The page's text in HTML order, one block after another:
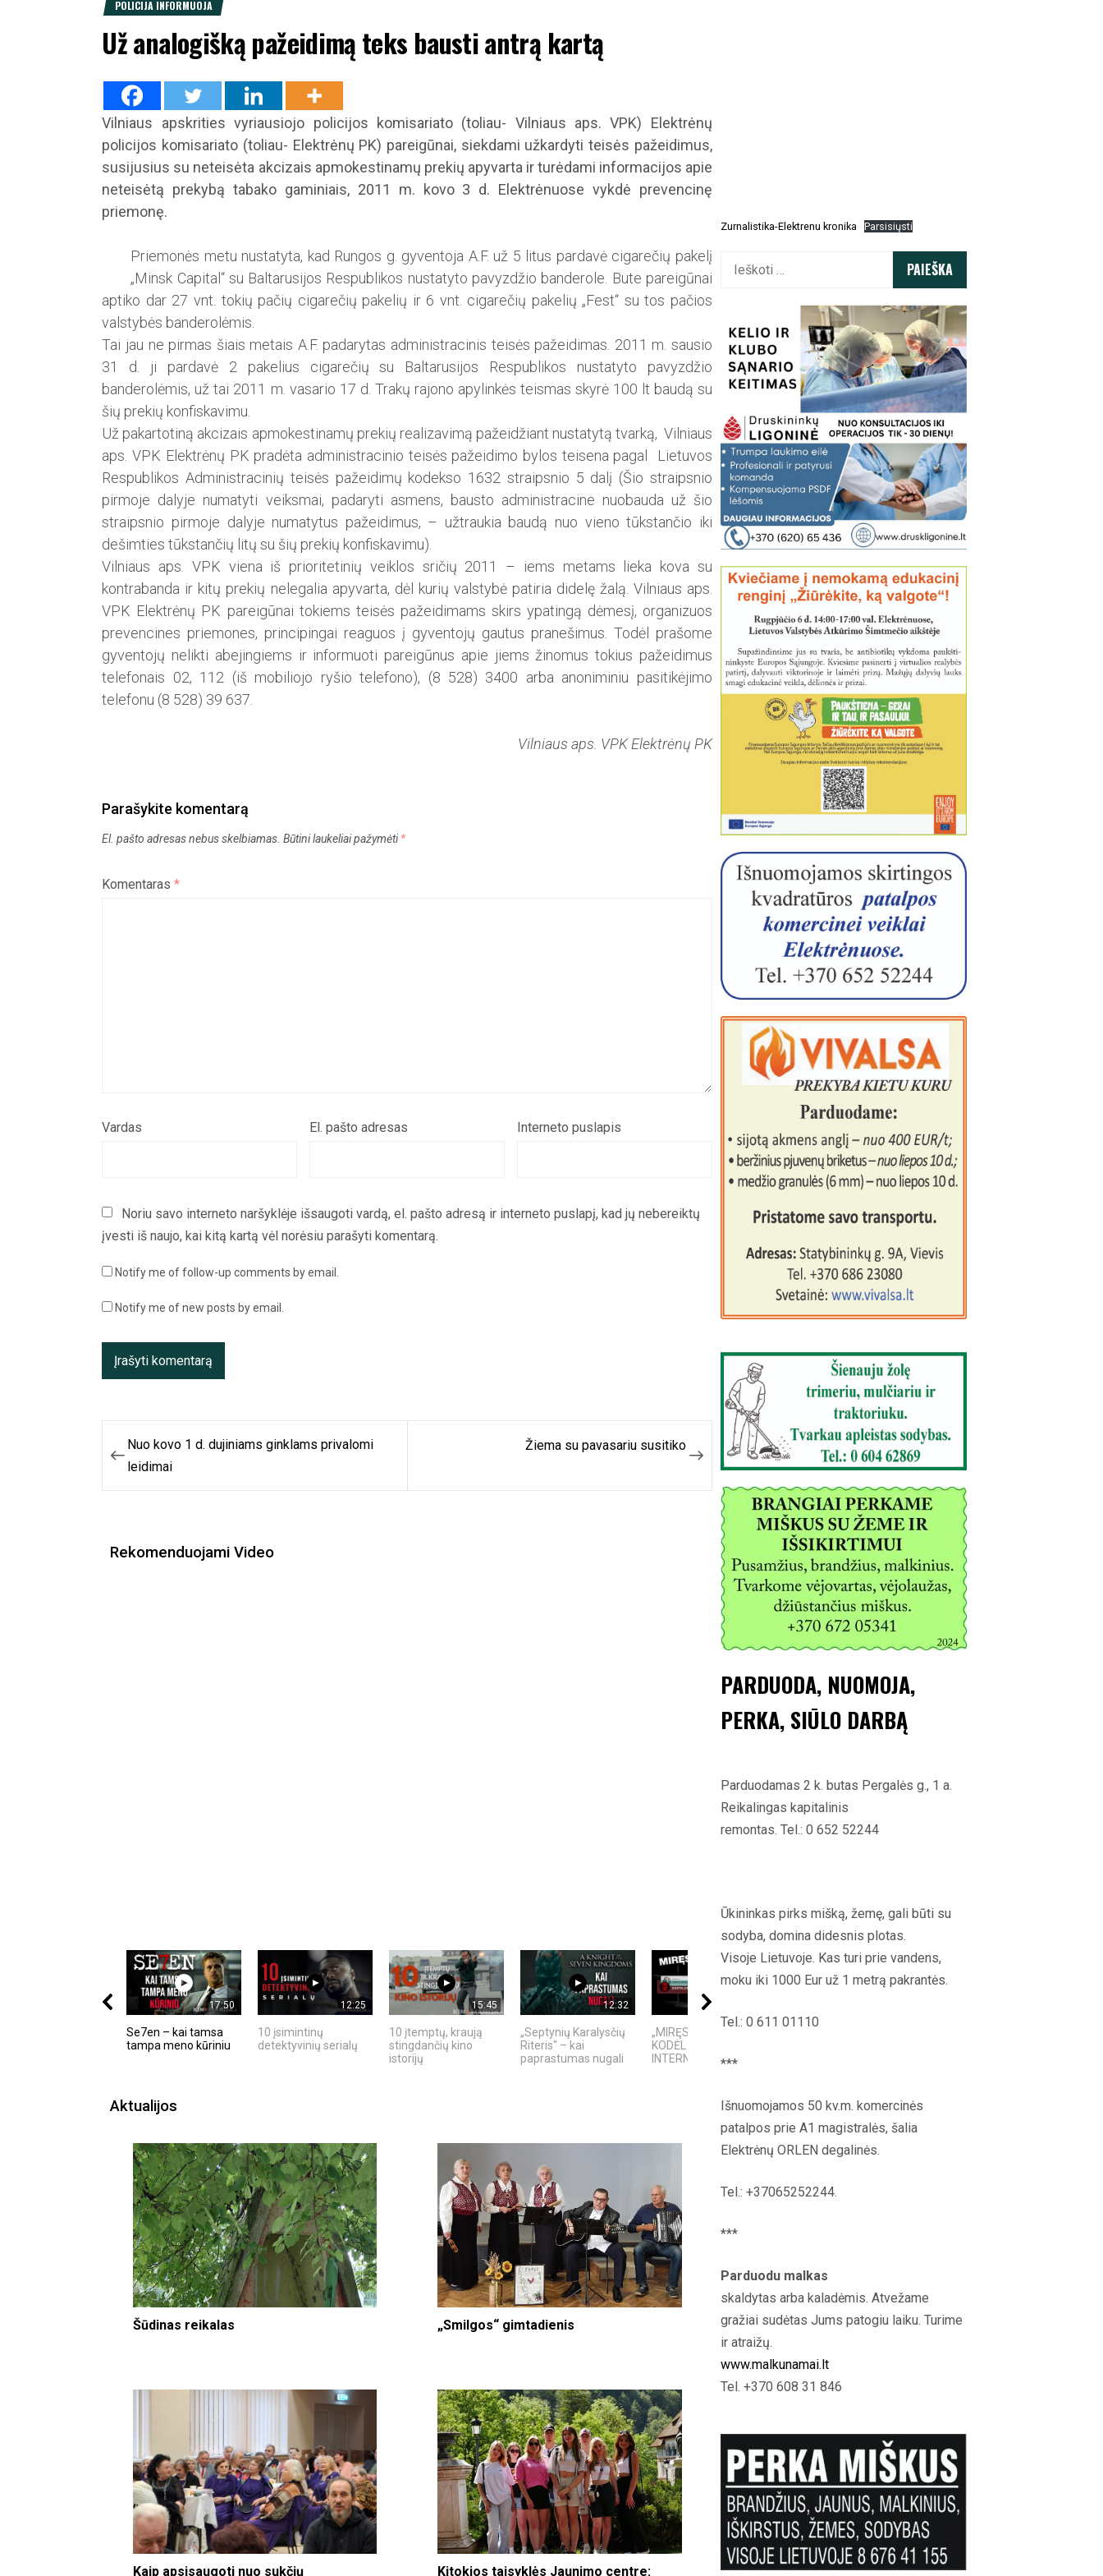
POLICIJA INFORMUOJA
Už analogišką pažeidimą teks bausti antrą kartą
Vilniaus apskrities vyriausiojo policijos komisariato (toliau- Vilniaus aps. VPK) Elektrėnų
policijos komisariato (toliau- Elektrėnų PK) pareigūnai, siekdami užkardyti teisės pažeidimus,
susijusius su neteisėta akcizais apmokestinamų prekių apyvarta ir turėdami informacijos apie
neteisėtą prekybą tabako gaminiais, 2011 m. kovo 3 d. Elektrėnuose vykdė prevencinę
priemonę.
Priemonės metu nustatyta, kad Rungos g. gyventoja A.F. už 5 litus pardavė cigarečių pakelį
„Minsk Capital“ su Baltarusijos Respublikos nustatyto pavyzdžio banderole. Bute pareigūnai
aptiko dar 27 vnt. tokių pačių cigarečių pakelių ir 6 vnt. cigarečių pakelių „Fest“ su tos pačios
valstybės banderolėmis.
Tai jau ne pirmas šiais metais A.F. padarytas administracinis teisės pažeidimas. 2011 m. sausio
31 d. ji pardavė 2 pakelius cigarečių su Baltarusijos Respublikos nustatyto pavyzdžio
banderolėmis, už tai 2011 m. vasario 17 d. Trakų rajono apylinkės teismas skyrė 100 lt baudą su
šių prekių konfiskavimu.
Už pakartotiną akcizais apmokestinamų prekių realizavimą pažeidžiant nustatytą tvarką, Vilniaus
aps. VPK Elektrėnų PK pradėta administracinio teisės pažeidimo bylos teisena pagal Lietuvos
Respublikos Administracinių teisės pažeidimų kodekso 1632 straipsnio 5 dalį (Šio straipsnio
pirmoje dalyje numatyti veiksmai, padaryti asmens, bausto administracine nuobauda už šio
straipsnio pirmoje dalyje numatytus pažeidimus, – užtraukia baudą nuo vieno tūkstančio iki
dešimties tūkstančių litų su šių prekių konfiskavimu).
Vilniaus aps. VPK viena iš prioritetinių veiklos sričių 2011 – iems metams lieka kova su
kontrabanda ir kitų prekių nelegalia apyvarta, dėl kurių valstybė patiria didelę žalą. Vilniaus aps.
VPK Elektrėnų PK pareigūnai tokiems teisės pažeidimams skirs ypatingą dėmesį, organizuos
prevencines priemones, principingai reaguos į gyventojų gautus pranešimus. Todėl prašome
gyventojų nelikti abejingiems ir informuoti pareigūnus apie jiems žinomus tokius pažeidimus
telefonais 02, 112 (iš mobiliojo ryšio telefono), (8 528) 3400 arba anoniminiu pasitikėjimo
telefonu (8 528) 39 637.
Vilniaus aps. VPK Elektrėnų PK
Parašykite komentarą
El. pašto adresas nebus skelbiamas. Būtini laukeliai pažymėti*
Komentaras*
Vardas El. pašto adresas Interneto puslapis
Noriu savo interneto naršyklėje išsaugoti vardą, el. pašto adresą ir interneto puslapį, kad jų nebereiktų
įvesti iš naujo, kai kitą kartą vėl norėsiu parašyti komentarą.
Notify me of follow-up comments by email.
Notify me of new posts by email.
Navigacija
tarp
Nuo kovo 1 d. dujiniams ginklams privalomi
leidimai
Žiema su pavasariu susitiko
Rekomenduojami Video
17:50
Se7en – kai tamsa
tampa meno kūriniu
12:25
10 įsimintinų
detektyvinių serialų
15:45
10 įtemptų, kraują
stingdančių kino
istorijų
12:32
„Septynių Karalysčių
Riteris" – kai
paprastumas nugali
„MIRĘS INTERNETAS“:
KODĖL DIDŽIOJI DALIS
INTERNETO NĖRA...
Aktualijos
Šūdinas reikalas „Smilgos“ gimtadienis
Kaip apsisaugoti nuo sukčių Kitokios taisyklės Jaunimo centre:
Zurnalistika-Elektrenu kronika Parsisiųsti
Ieškoti:
PARDUODA, NUOMOJA,
PERKA, SIŪLO DARBĄ
Parduodamas 2 k. butas Pergalės g., 1 a.
Reikalingas kapitalinis
remontas. Tel.: 0 652 52244
Ūkininkas pirks mišką, žemę, gali būti su
sodyba, domina didesnis plotas.
Visoje Lietuvoje. Kas turi prie vandens,
moku iki 1000 Eur už 1 metrą pakrantės.
Tel.: 0 611 01110
***
Išnuomojamos 50 kv.m. komercinės
patalpos prie A1 magistralės, šalia
Elektrėnų ORLEN degalinės.
Tel.: +37065252244.
***
Parduodu malkas
skaldytas arba kaladėmis. Atvežame
gražiai sudėtas Jums patogiu laiku. Turime
ir atraižų.
www.malkunamai.lt
Tel. +370 608 31 846